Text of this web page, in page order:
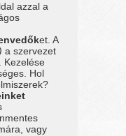
azzal a
et. A
a szervezet
Kezelése
Hol
vagy